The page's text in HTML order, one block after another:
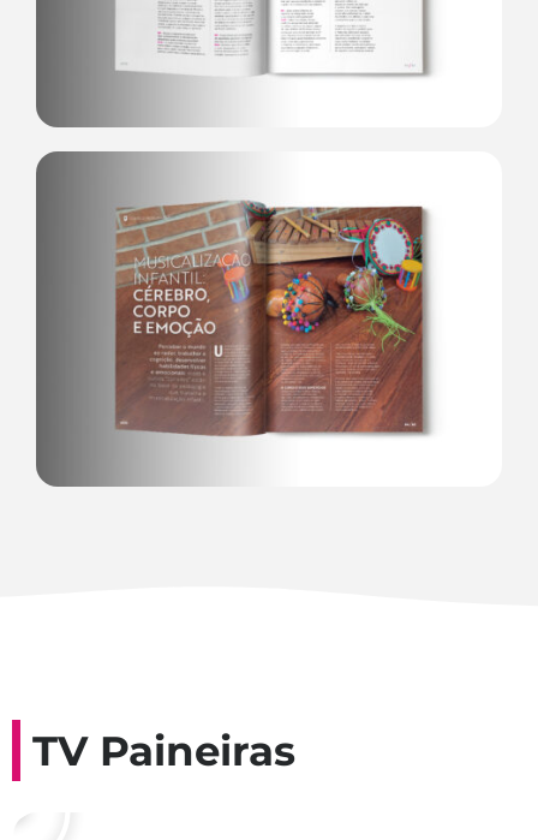
TV Paineiras